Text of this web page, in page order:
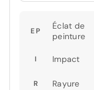
EP
Éclat de
peinture
I Impact
R Rayure